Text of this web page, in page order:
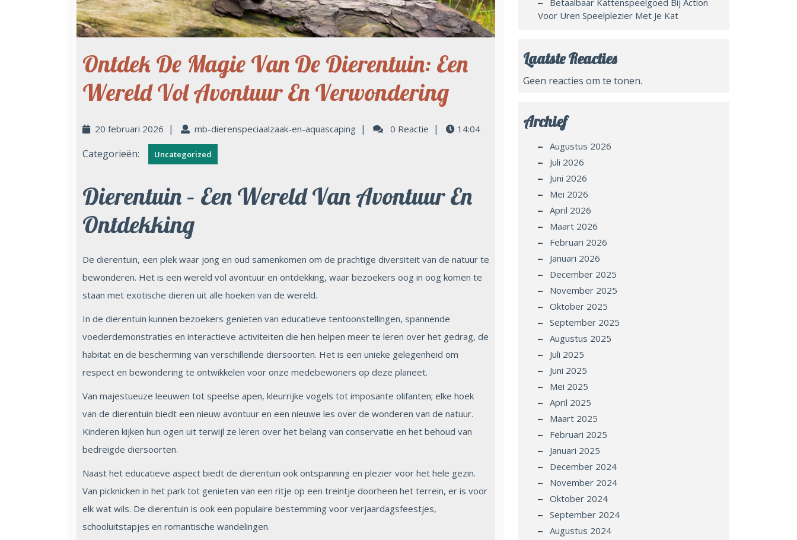
Ontdek De Magie Van De Dierentuin: Een
Wereld Vol Avontuur En Verwondering
20 februari 2026 | mb-dierenspeciaalzaak-en-aquascaping | 0 Reactie | 14:04
Categorieën: Uncategorized
Dierentuin – Een Wereld Van Avontuur En
Ontdekking
De dierentuin, een plek waar jong en oud samenkomen om de prachtige diversiteit van de natuur te
bewonderen. Het is een wereld vol avontuur en ontdekking, waar bezoekers oog in oog komen te
staan met exotische dieren uit alle hoeken van de wereld.
In de dierentuin kunnen bezoekers genieten van educatieve tentoonstellingen, spannende
voederdemonstraties en interactieve activiteiten die hen helpen meer te leren over het gedrag, de
habitat en de bescherming van verschillende diersoorten. Het is een unieke gelegenheid om
respect en bewondering te ontwikkelen voor onze medebewoners op deze planeet.
Van majestueuze leeuwen tot speelse apen, kleurrijke vogels tot imposante olifanten; elke hoek
van de dierentuin biedt een nieuw avontuur en een nieuwe les over de wonderen van de natuur.
Kinderen kijken hun ogen uit terwijl ze leren over het belang van conservatie en het behoud van
bedreigde diersoorten.
Naast het educatieve aspect biedt de dierentuin ook ontspanning en plezier voor het hele gezin.
Van picknicken in het park tot genieten van een ritje op een treintje doorheen het terrein, er is voor
elk wat wils. De dierentuin is ook een populaire bestemming voor verjaardagsfeestjes,
schooluitstapjes en romantische wandelingen.
Betaalbaar Kattenspeelgoed Bij Action
Voor Uren Speelplezier Met Je Kat
Laatste Reacties
Geen reacties om te tonen.
Archief
Augustus 2026
Juli 2026
Juni 2026
Mei 2026
April 2026
Maart 2026
Februari 2026
Januari 2026
December 2025
November 2025
Oktober 2025
September 2025
Augustus 2025
Juli 2025
Juni 2025
Mei 2025
April 2025
Maart 2025
Februari 2025
Januari 2025
December 2024
November 2024
Oktober 2024
September 2024
Augustus 2024